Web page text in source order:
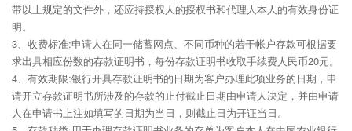
带以上规定的文件外，还应持授权人的授权书和代理人本人的有效身份证
明。
3、收费标准:申请人在同一储蓄网点、不同币种的若干帐户存款可根据要
求出具相应份数的存款证明书，每份存款证明书收取手续费人民币20元。
4、有效期限:银行开具存款证明书的日期为客户办理此项业务的日期，申
请开立存款证明书所涉及的存款的止付截止日期由申请人决定，并由申请
人在申请书上注如填写的日期为当日，则截止日为开证当日。